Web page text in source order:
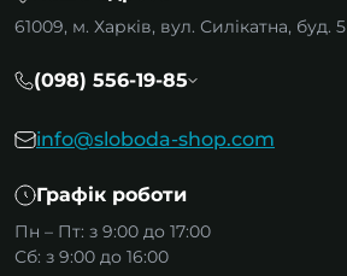
61009, м. Харків, вул. Силікатна, буд. 5
(098) 556-19-85
info@sloboda-shop.com
Графік роботи
Пн – Пт: з 9:00 до 17:00
Сб: з 9:00 до 16:00